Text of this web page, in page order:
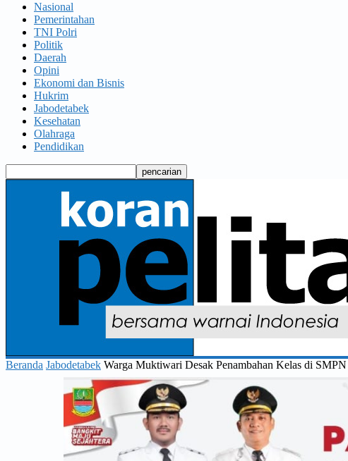
Nasional
Pemerintahan
TNI Polri
Politik
Daerah
Opini
Ekonomi dan Bisnis
Hukrim
Jabodetabek
Kesehatan
Olahraga
Pendidikan
Beranda Jabodetabek Warga Muktiwari Desak Penambahan Kelas di